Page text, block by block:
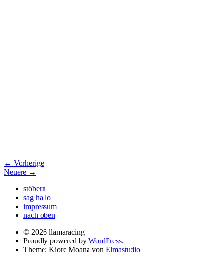
← Vorherige
Neuere →
stöbern
sag hallo
impressum
nach oben
© 2026 llamaracing
Proudly powered by WordPress.
Theme: Kiore Moana von Elmastudio